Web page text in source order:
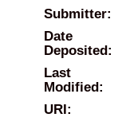
Submitter:
Date
Deposited:
Last
Modified:
URI: